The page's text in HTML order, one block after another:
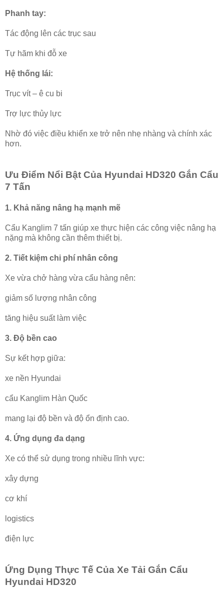
Phanh tay:
Tác động lên các trục sau
Tự hãm khi đỗ xe
Hệ thống lái:
Trục vít – ê cu bi
Trợ lực thủy lực
Nhờ đó việc điều khiển xe trở nên nhẹ nhàng và chính xác
hơn.
Ưu Điểm Nổi Bật Của Hyundai HD320 Gắn Cẩu
7 Tấn
1. Khả năng nâng hạ mạnh mẽ
Cẩu Kanglim 7 tấn giúp xe thực hiện các công việc nâng hạ
nặng mà không cần thêm thiết bị.
2. Tiết kiệm chi phí nhân công
Xe vừa chở hàng vừa cẩu hàng nên:
giảm số lượng nhân công
tăng hiệu suất làm việc
3. Độ bền cao
Sự kết hợp giữa:
xe nền Hyundai
cẩu Kanglim Hàn Quốc
mang lại độ bền và độ ổn định cao.
4. Ứng dụng đa dạng
Xe có thể sử dụng trong nhiều lĩnh vực:
xây dựng
cơ khí
logistics
điện lực
Ứng Dụng Thực Tế Của Xe Tải Gắn Cẩu
Hyundai HD320